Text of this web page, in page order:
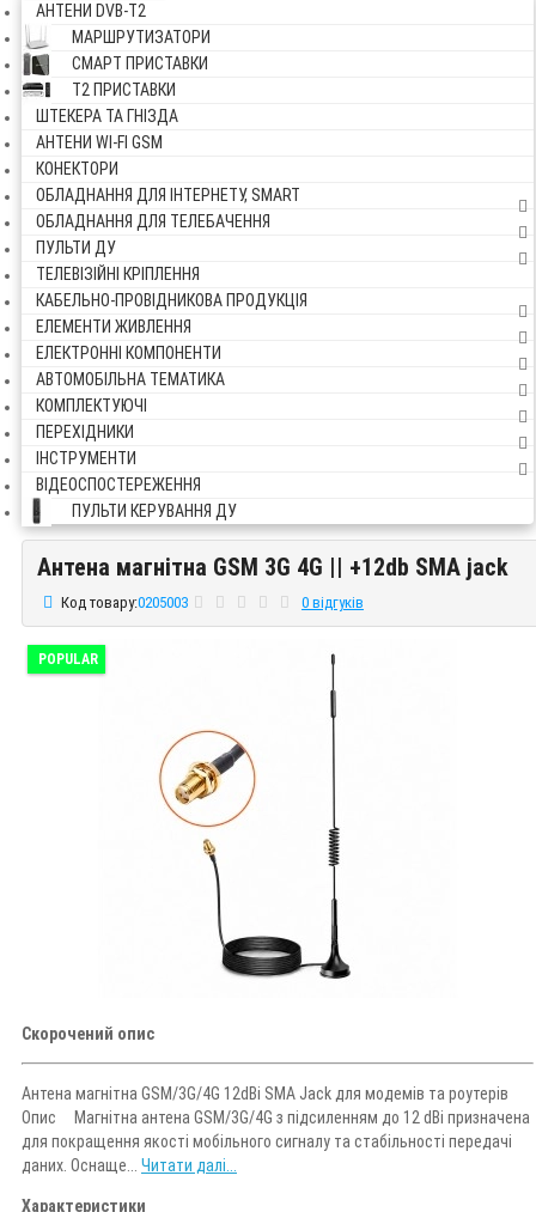
АНТЕНИ DVB-Т2
МАРШРУТИЗАТОРИ
СМАРТ ПРИСТАВКИ
Т2 ПРИСТАВКИ
ШТЕКЕРА ТА ГНІЗДА
АНТЕНИ WI-FI GSM
КОНЕКТОРИ
ОБЛАДНАННЯ ДЛЯ ІНТЕРНЕТУ, SMART
ОБЛАДНАННЯ ДЛЯ ТЕЛЕБАЧЕННЯ
ПУЛЬТИ ДУ
ТЕЛЕВІЗІЙНІ КРІПЛЕННЯ
КАБЕЛЬНО-ПРОВІДНИКОВА ПРОДУКЦІЯ
ЕЛЕМЕНТИ ЖИВЛЕННЯ
ЕЛЕКТРОННІ КОМПОНЕНТИ
АВТОМОБІЛЬНА ТЕМАТИКА
КОМПЛЕКТУЮЧІ
ПЕРЕХІДНИКИ
ІНСТРУМЕНТИ
ВІДЕОСПОСТЕРЕЖЕННЯ
ПУЛЬТИ КЕРУВАННЯ ДУ
Антена магнітна GSM 3G 4G || +12db SMA jack
Антена магнітна GSM 3G 4G || +12db SMA jack
Код товару:0205003 0 відгуків
POPULAR
Скорочений опис
Антена магнітна GSM/3G/4G 12dBi SMA Jack для модемів та роутерів
Опис Магнітна антена GSM/3G/4G з підсиленням до 12 dBi призначена
для покращення якості мобільного сигналу та стабільності передачі
даних. Оснаще... Читати далі...
Характеристики